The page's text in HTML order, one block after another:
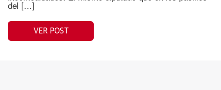
del […]
VER POST